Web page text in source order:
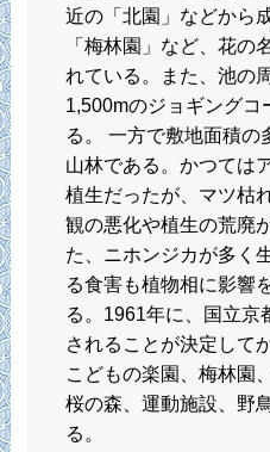
近の「北園」などから
「梅林園」など、花の
れている。また、池の
1,500mのジョギングコ
る。 一方で敷地面積の
山林である。かつては
植生だったが、マツ枯
観の悪化や植生の荒廃
た、ニホンジカが多く
る食害も植物相に影響
る。1961年に、国立京
されることが決定して
こどもの楽園、梅林園
桜の森、運動施設、野
る。